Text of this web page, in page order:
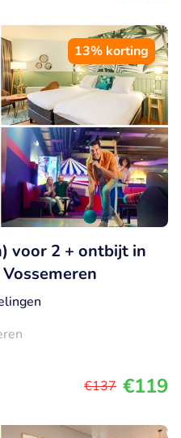
13% korting
voor 2 + ontbijt in
€137 €119